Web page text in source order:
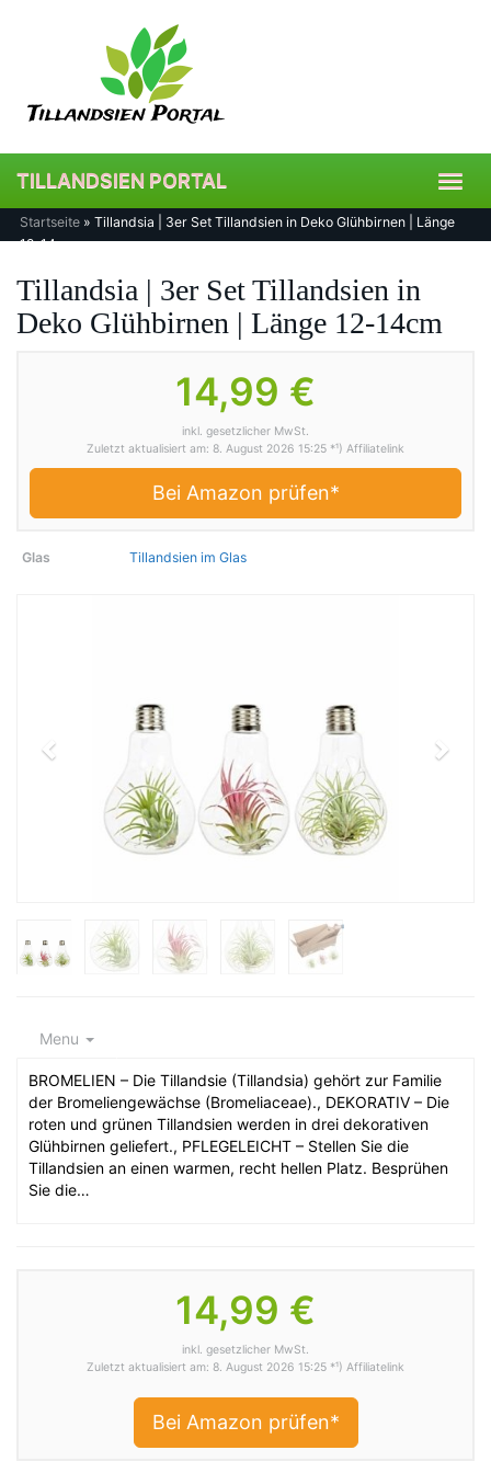
TILLANDSIEN PORTAL
Startseite » Tillandsia | 3er Set Tillandsien in Deko Glühbirnen | Länge
12-14cm
Tillandsia | 3er Set Tillandsien in
Deko Glühbirnen | Länge 12-14cm
14,99 €
inkl. gesetzlicher MwSt.
Zuletzt aktualisiert am: 8. August 2026 15:25 *¹) Affiliatelink
Bei Amazon prüfen*
Glas Tillandsien im Glas
Menu
BROMELIEN – Die Tillandsie (Tillandsia) gehört zur Familie
der Bromeliengewächse (Bromeliaceae)., DEKORATIV – Die
roten und grünen Tillandsien werden in drei dekorativen
Glühbirnen geliefert., PFLEGELEICHT – Stellen Sie die
Tillandsien an einen warmen, recht hellen Platz. Besprühen
Sie die…
14,99 €
inkl. gesetzlicher MwSt.
Zuletzt aktualisiert am: 8. August 2026 15:25 *¹) Affiliatelink
Bei Amazon prüfen*